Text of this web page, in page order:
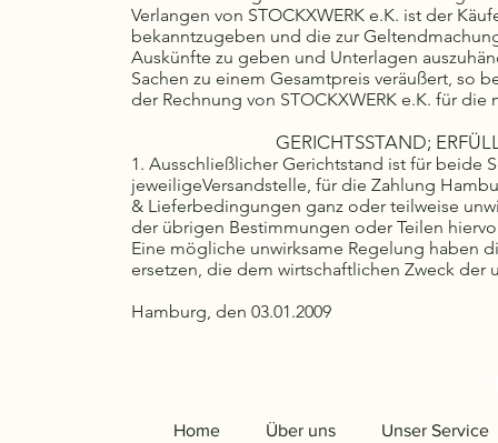
Verlangen von STOCKXWERK e.K. ist der
bekanntzugeben und die zur
Auskünfte zu geben und Unterlagen
Sachen zu einem Gesamtpreis veräußert, so
der Rechnung von STOCKXWERK e.K. für die
GERICHTSSTAND;
1. Ausschließlicher Gerichtstand ist für beide
jeweiligeVersandstelle, für die Zahlung
& Lieferbedingungen ganz oder teilweise
der übrigen Bestimmungen oder Teilen
Eine mögliche unwirksame Regelung haben
ersetzen, die dem wirtschaftlichen Zweck
Hamburg, den 03.01.2009
Home Über uns Unser Service